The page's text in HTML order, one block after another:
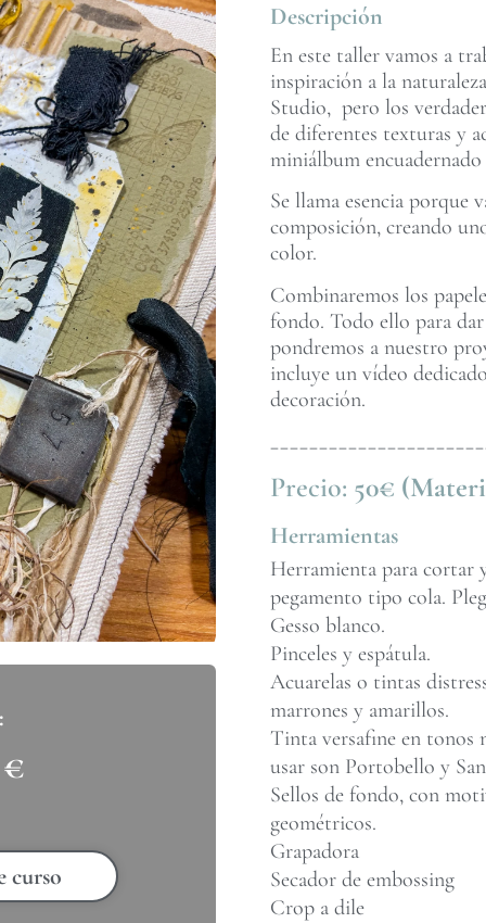
€
curso
Descripción
En este taller vamos a
inspiración a la
Studio, pero los
de diferentes texturas y
miniálbum
Se llama esencia porque
composición, creando
color.
Combinaremos los
fondo. Todo ello para
pondremos a nuestro
incluye un vídeo
decoración.
Precio: 50€
Herramientas
Herramienta para cortar
pegamento tipo cola.
Gesso blanco.
Pinceles y espátula.
Acuarelas o tintas
marrones y amarillos.
Tinta versafine en tonos
usar son Portobello y
Sellos de fondo, con
geométricos.
Grapadora
Secador de embossing
Crop a dile